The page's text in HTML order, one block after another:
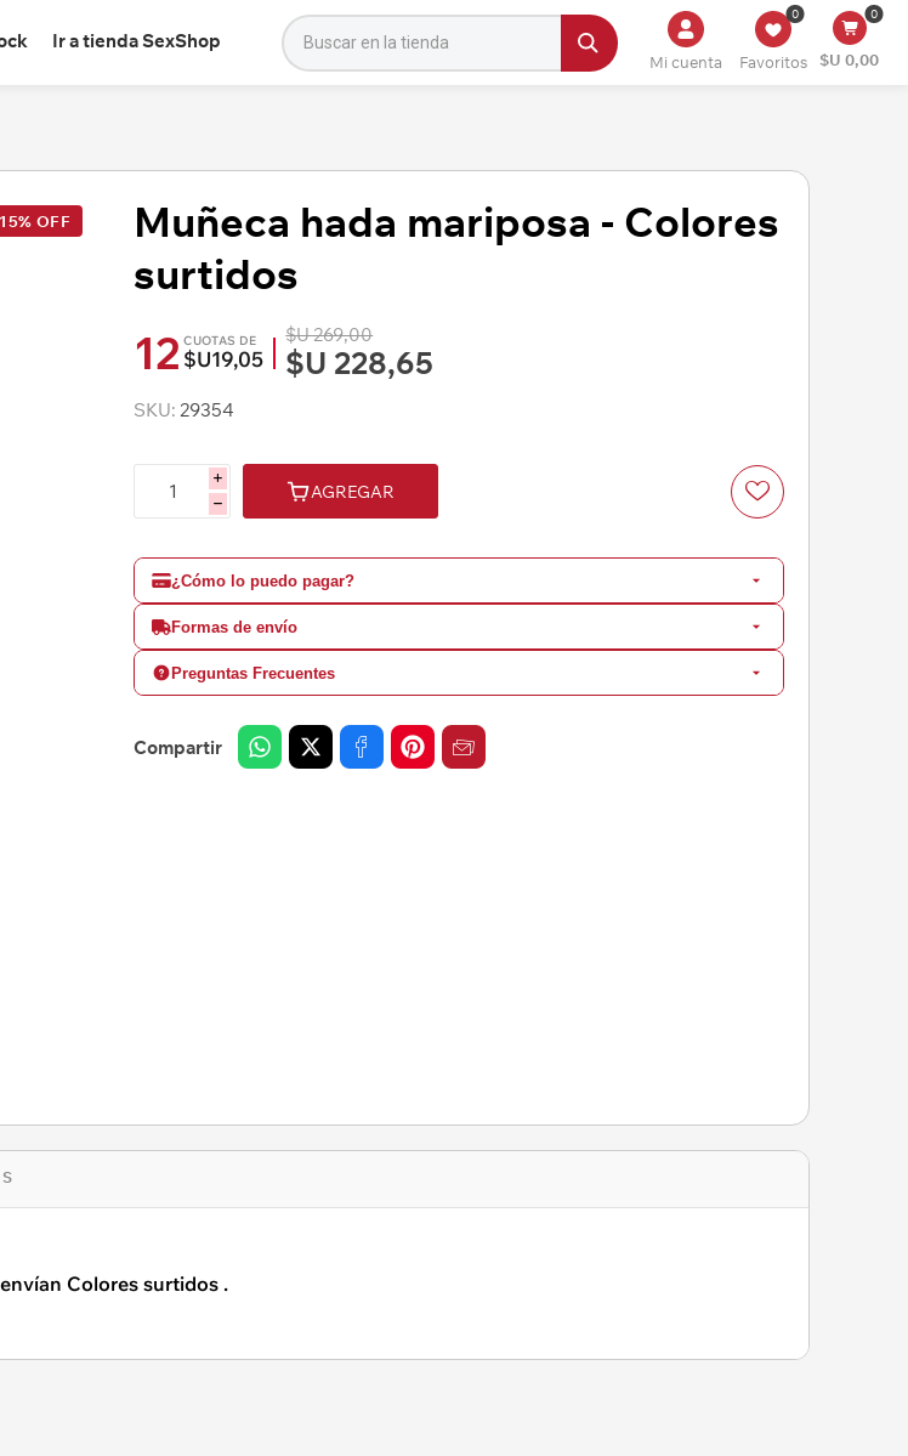
Ir a tienda SexShop
Mi cuenta Favoritos
0 0
$U 0,00
15% OFF
Muñeca hada mariposa - Colores
surtidos
12 CUOTAS DE
$U19,05
$U 269,00
$U 228,65
SKU: 29354
i
h
AGREGAR
¿Cómo lo puedo pagar?
Formas de envío
Preguntas Frecuentes
Compartir
Colores surtidos .